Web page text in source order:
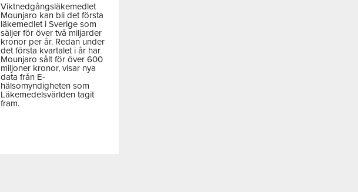
Viktnedgångsläkemedlet
Mounjaro kan bli det första
läkemedlet i Sverige som
säljer för över två miljarder
kronor per år. Redan under
det första kvartalet i år har
Mounjaro sålt för över 600
miljoner kronor, visar nya
data från E-
hälsomyndigheten som
Läkemedelsvärlden tagit
fram.